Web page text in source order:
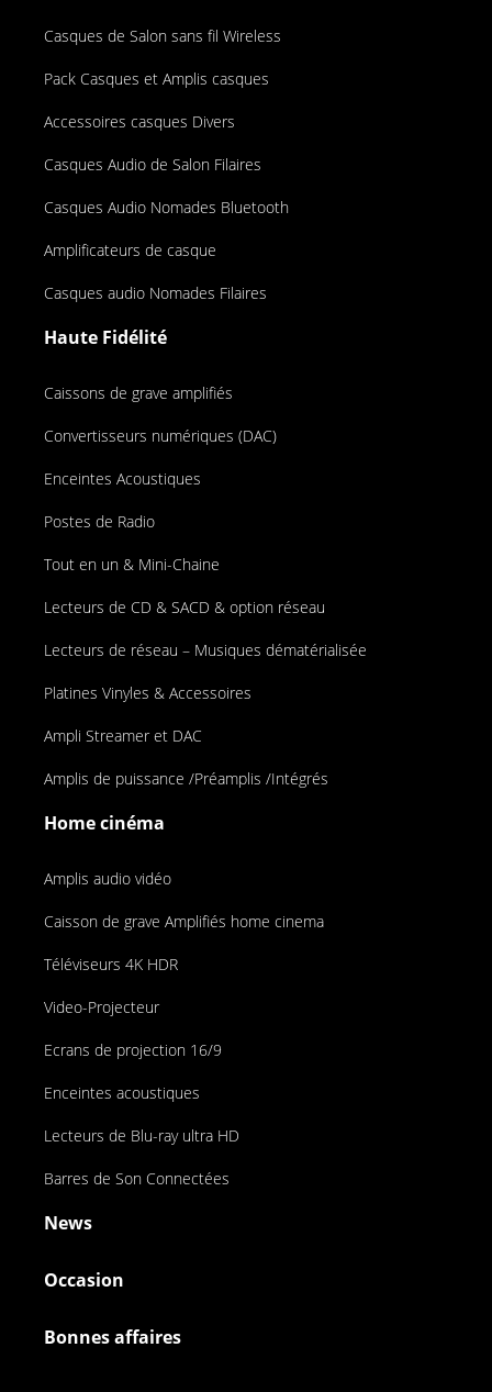
Casques de Salon sans fil Wireless
Pack Casques et Amplis casques
Accessoires casques Divers
Casques Audio de Salon Filaires
Casques Audio Nomades Bluetooth
Amplificateurs de casque
Casques audio Nomades Filaires
Haute Fidélité
Caissons de grave amplifiés
Convertisseurs numériques (DAC)
Enceintes Acoustiques
Postes de Radio
Tout en un & Mini-Chaine
Lecteurs de CD & SACD & option réseau
Lecteurs de réseau – Musiques dématérialisée
Platines Vinyles & Accessoires
Ampli Streamer et DAC
Amplis de puissance /Préamplis /Intégrés
Home cinéma
Amplis audio vidéo
Caisson de grave Amplifiés home cinema
Téléviseurs 4K HDR
Video-Projecteur
Ecrans de projection 16/9
Enceintes acoustiques
Lecteurs de Blu-ray ultra HD
Barres de Son Connectées
News
Occasion
Bonnes affaires